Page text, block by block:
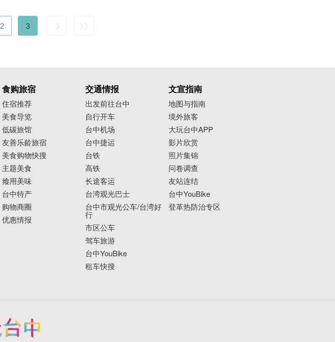
2 3
食购旅宿
住宿推荐
美食导览
低碳旅馆
友善乐龄旅宿
美食购物快搜
主题美食
飨用美味
台中特产
购物商圈
优惠情报
交通情报
出发前往台中
自行开车
台中机场
台中捷运
台铁
高铁
长途客运
台湾观光巴士
台中市观光公车/台湾好
行
市区公车
驾车旅游
台中YouBike
租车快搜
文宣指南
地图与指南
境外旅客
大玩台中APP
影片欣赏
照片集锦
问卷调查
友站连结
台中YouBike
登革热防治专区